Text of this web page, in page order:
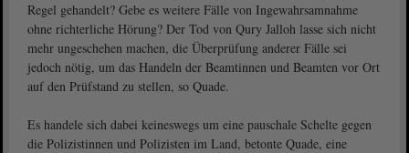
Regel gehandelt? Gebe es weitere Fälle von Ingewahrsamnahme
ohne richterliche Hörung? Der Tod von Qury Jalloh lasse sich nicht
mehr ungeschehen machen, die Überprüfung anderer Fälle sei
jedoch nötig, um das Handeln der Beamtinnen und Beamten vor Ort
auf den Prüfstand zu stellen, so Quade.
Es handele sich dabei keineswegs um eine pauschale Schelte gegen
die Polizistinnen und Polizisten im Land, betonte Quade, eine